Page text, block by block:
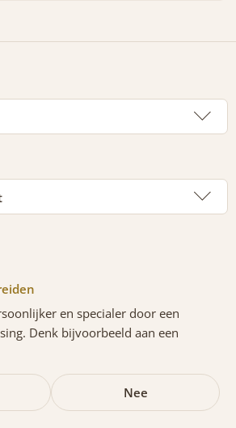
en specialer door een
Denk bijvoorbeeld aan een
Nee